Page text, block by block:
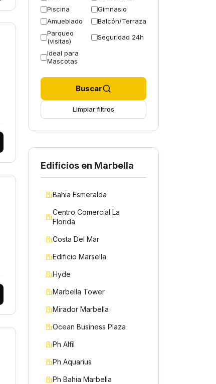
Piscina
Gimnasio
Amueblado
Balcón/Terraza
Parqueo
(visitas)
Seguridad 24h
Ideal para
Mascotas
Buscar
Limpiar filtros
Edificios en Marbella
Bahia Esmeralda
Centro Comercial La
Florida
Costa Del Mar
Edificio Marsella
Hyde
Marbella Tower
Mirador Marbella
Ocean Business Plaza
Ph Alfil
Ph Aquarius
Ph Bahia Marbella